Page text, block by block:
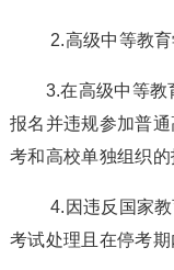
2.高级中等教育
3.在高级中等教育
报名并违规参加普
考和高校单独组织的
4.因违反国家教
考试处理且在停考期